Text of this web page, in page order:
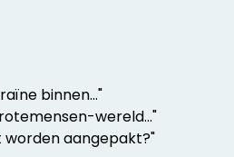
binnen..."
wereld..."
aangepakt?"